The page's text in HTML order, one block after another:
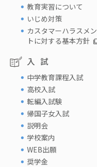
教育実習について
いじめ対策
カスタマーハラスメン
トに対する基本方針
入試
中学教育課程入試
高校入試
転編入試験
帰国子女入試
説明会
学校案内
WEB出願
奨学金